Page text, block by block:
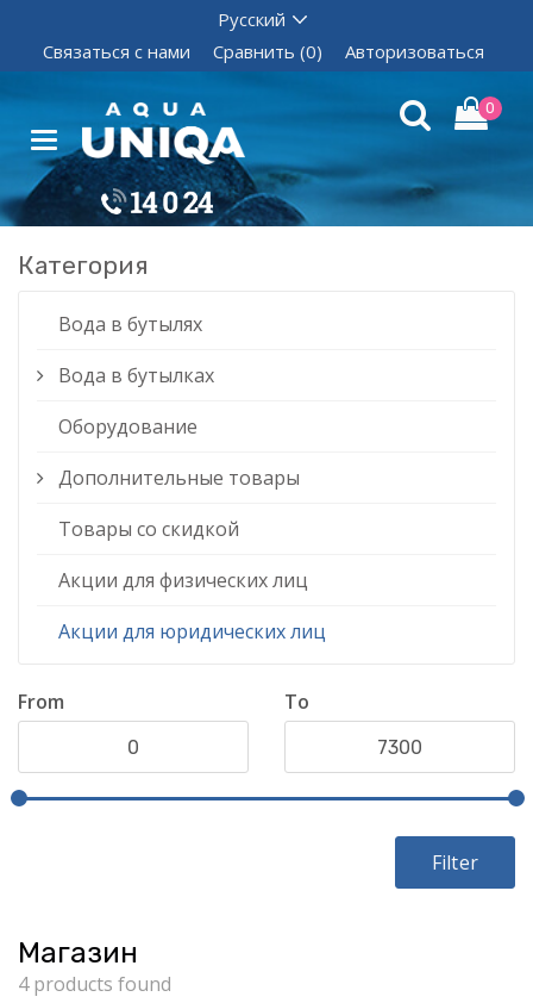
Связаться с нами Сравнить (0) Авторизоваться
0
Категория
Вода в бутылях
Вода в бутылках
Оборудование
Дополнительные товары
Товары со скидкой
Акции для физических лиц
Акции для юридических лиц
From To
Filter
Магазин
4 products found